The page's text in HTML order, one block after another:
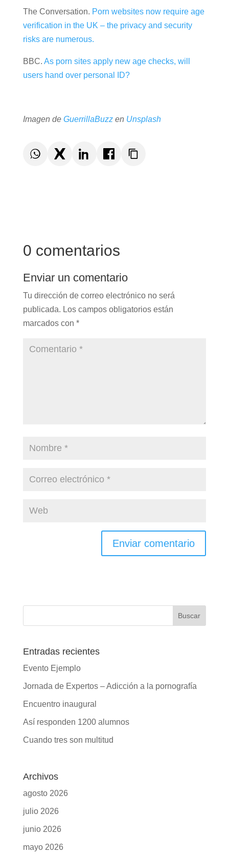
Online age checks must be in force from
age verification in the UK – the privacy and
BBC.
As porn sites apply new age checks, will
0 comentarios
Entradas recientes
Jornada de Expertos – Adicción a la pornografía
Encuentro inaugural
Así responden 1200 alumnos
Cuando tres son multitud